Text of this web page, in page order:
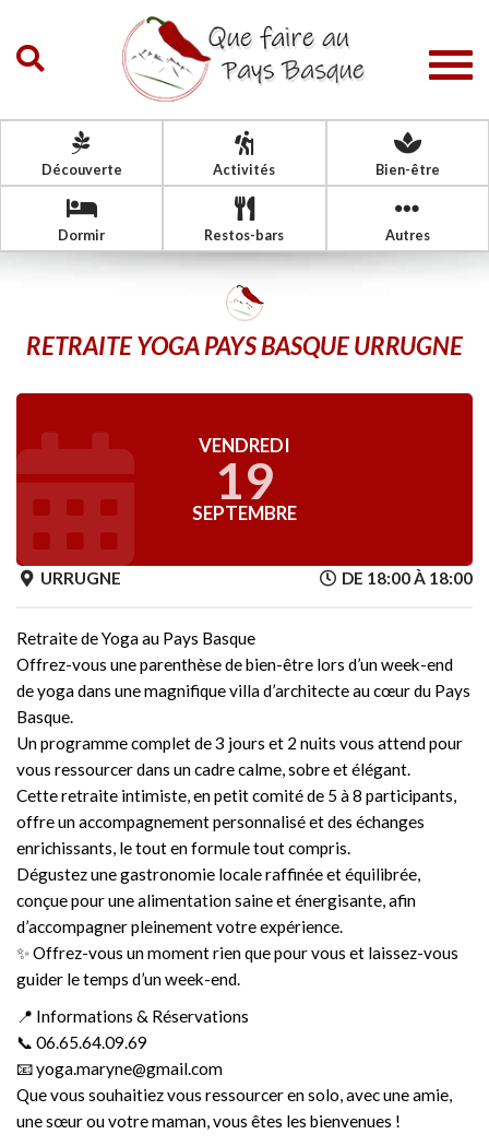
Découverte Activités Bien-être
Dormir Restos-bars Autres
RETRAITE YOGA PAYS BASQUE URRUGNE
VENDREDI
19
SEPTEMBRE
URRUGNE DE 18:00 À 18:00
Retraite de Yoga au Pays Basque
Offrez-vous une parenthèse de bien-être lors d’un week-end
de yoga dans une magnifique villa d’architecte au cœur du Pays
Basque.
Un programme complet de 3 jours et 2 nuits vous attend pour
vous ressourcer dans un cadre calme, sobre et élégant.
Cette retraite intimiste, en petit comité de 5 à 8 participants,
offre un accompagnement personnalisé et des échanges
enrichissants, le tout en formule tout compris.
Dégustez une gastronomie locale raffinée et équilibrée,
conçue pour une alimentation saine et énergisante, afin
d’accompagner pleinement votre expérience.
✨ Offrez-vous un moment rien que pour vous et laissez-vous
guider le temps d’un week-end.
📍 Informations & Réservations
📞 06.65.64.09.69
📧 yoga.maryne@gmail.com
Que vous souhaitiez vous ressourcer en solo, avec une amie,
une sœur ou votre maman, vous êtes les bienvenues !